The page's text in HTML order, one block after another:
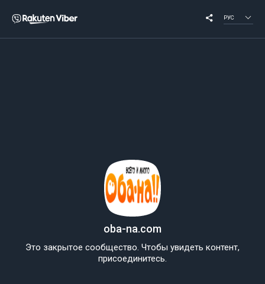
РУС
oba-na.com
Это закрытое сообщество. Чтобы увидеть контент,
присоединитесь.